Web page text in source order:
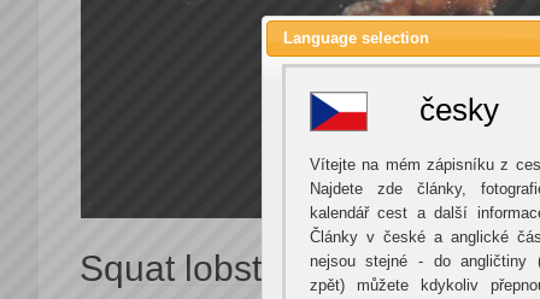
Squat lobster
Language selection
česky
Vítejte na mém zápisníku z
Najdete zde články,
kalendář cest a další
Články v české a anglické
nejsou stejné - do angličtiny
zpět) můžete kdykoliv